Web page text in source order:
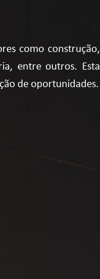
como construção,
entre outros. Esta
de oportunidades.